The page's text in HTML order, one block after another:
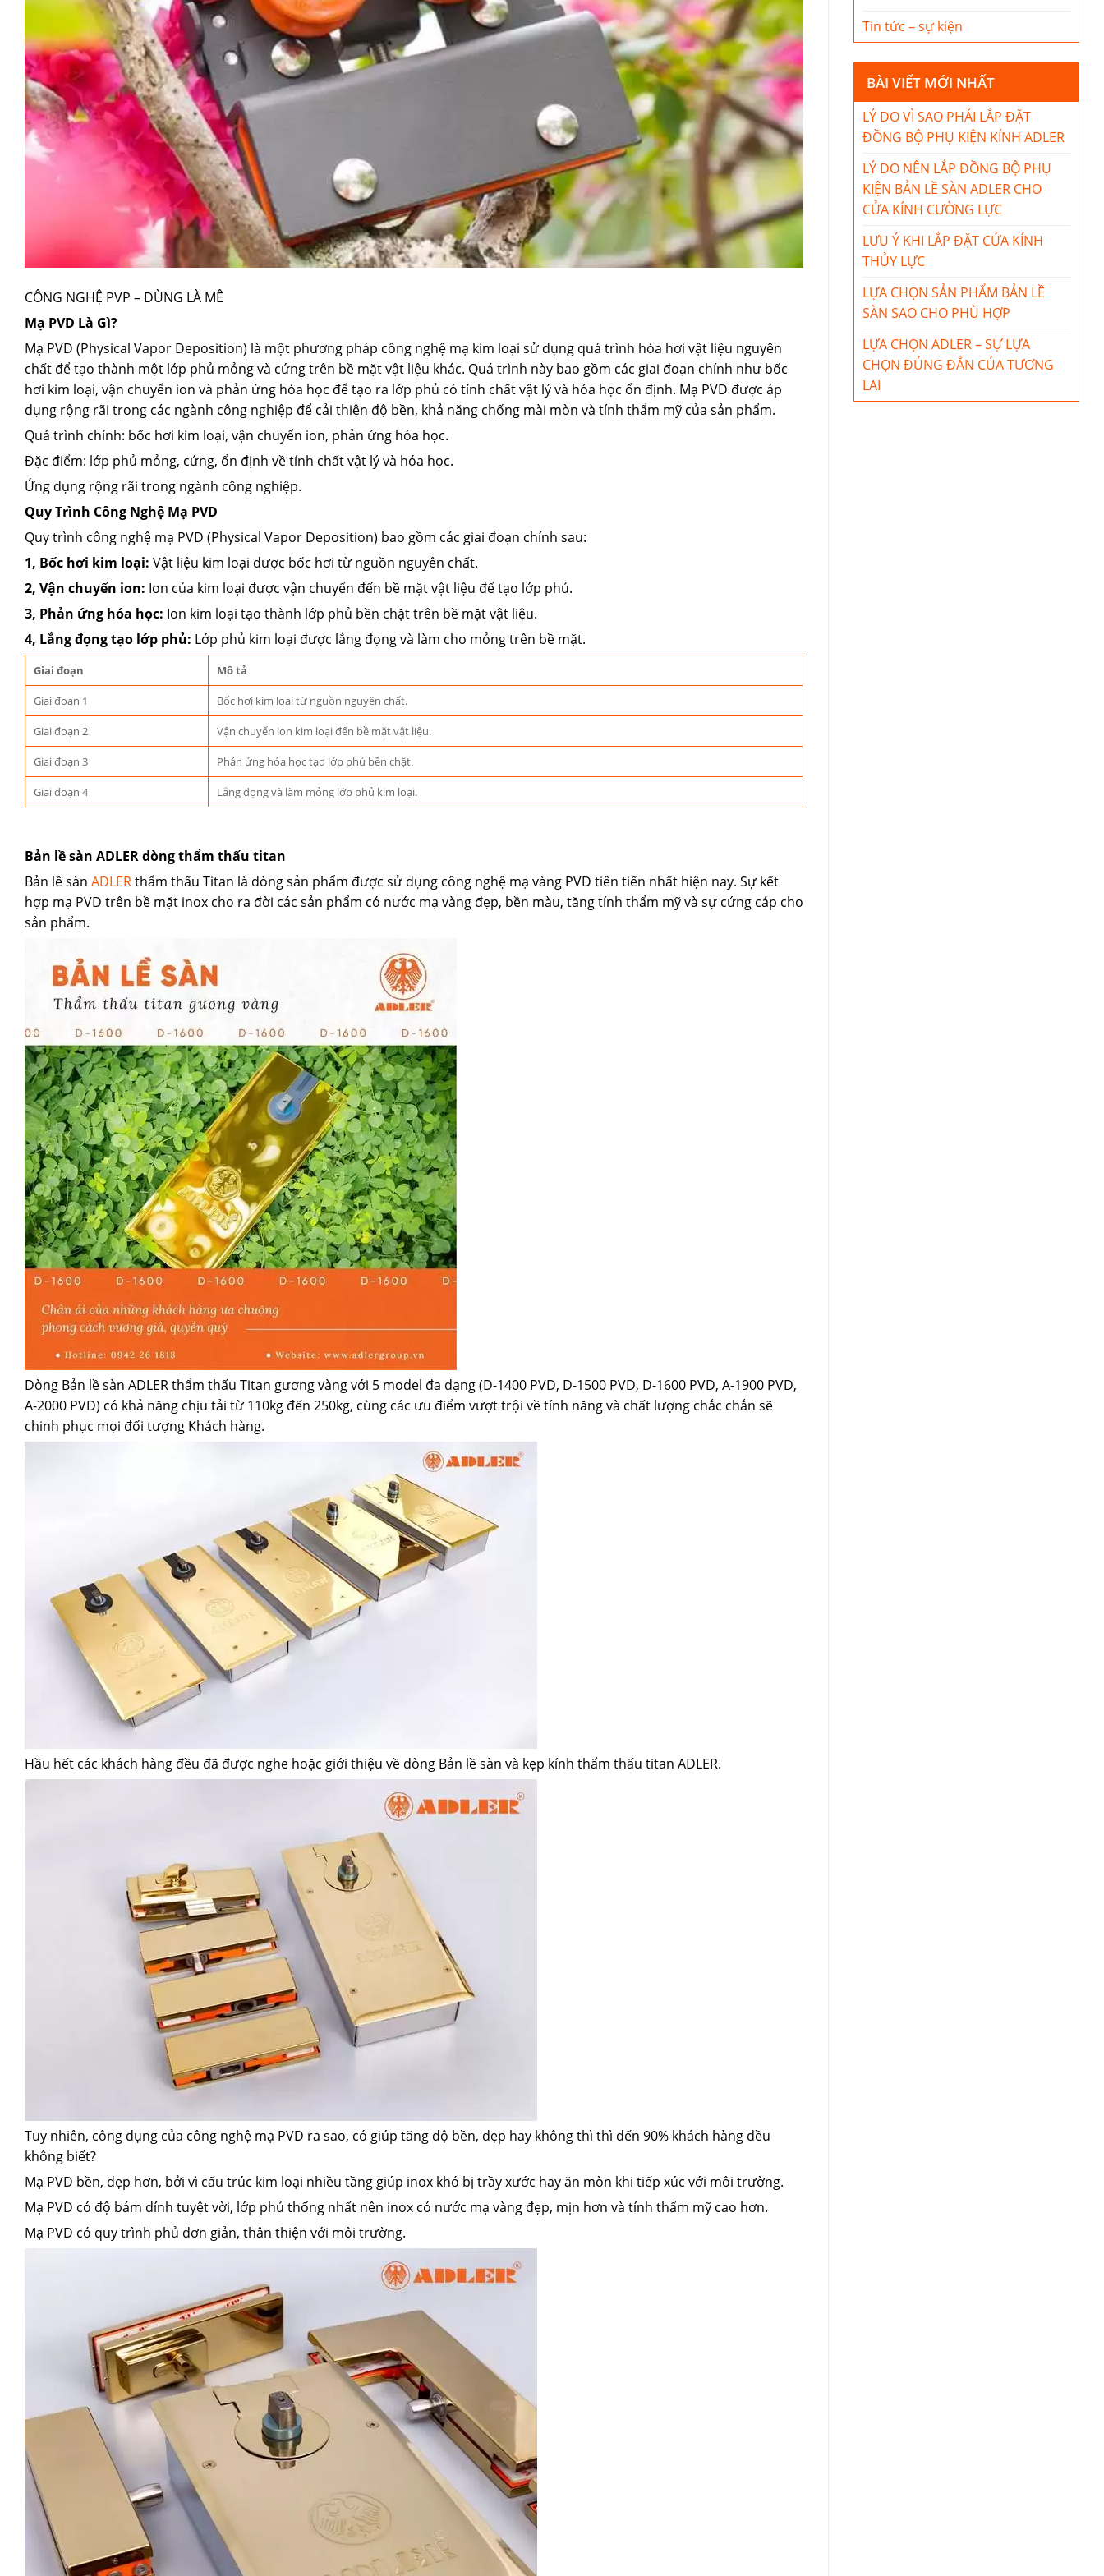
CÔNG NGHỆ PVP – DÙNG LÀ MÊ
Mạ PVD Là Gì?
Mạ PVD (Physical Vapor Deposition) là một phương pháp công nghệ mạ kim loại sử dụng quá trình hóa hơi vật liệu nguyên
chất để tạo thành một lớp phủ mỏng và cứng trên bề mặt vật liệu khác. Quá trình này bao gồm các giai đoạn chính như bốc
hơi kim loại, vận chuyển ion và phản ứng hóa học để tạo ra lớp phủ có tính chất vật lý và hóa học ổn định. Mạ PVD được áp
dụng rộng rãi trong các ngành công nghiệp để cải thiện độ bền, khả năng chống mài mòn và tính thẩm mỹ của sản phẩm.
Quá trình chính: bốc hơi kim loại, vận chuyển ion, phản ứng hóa học.
Đặc điểm: lớp phủ mỏng, cứng, ổn định về tính chất vật lý và hóa học.
Ứng dụng rộng rãi trong ngành công nghiệp.
Quy Trình Công Nghệ Mạ PVD
Quy trình công nghệ mạ PVD (Physical Vapor Deposition) bao gồm các giai đoạn chính sau:
1, Bốc hơi kim loại: Vật liệu kim loại được bốc hơi từ nguồn nguyên chất.
2, Vận chuyển ion: Ion của kim loại được vận chuyển đến bề mặt vật liệu để tạo lớp phủ.
3, Phản ứng hóa học: Ion kim loại tạo thành lớp phủ bền chặt trên bề mặt vật liệu.
4, Lắng đọng tạo lớp phủ: Lớp phủ kim loại được lắng đọng và làm cho mỏng trên bề mặt.
Giai đoạn Mô tả
Giai đoạn 1 Bốc hơi kim loại từ nguồn nguyên chất.
Giai đoạn 2 Vận chuyển ion kim loại đến bề mặt vật liệu.
Giai đoạn 3 Phản ứng hóa học tạo lớp phủ bền chặt.
Giai đoạn 4 Lắng đọng và làm mỏng lớp phủ kim loại.
Bản lề sàn ADLER dòng thẩm thấu titan
Bản lề sàn ADLERthẩm thấu Titan là dòng sản phẩm được sử dụng công nghệ mạ vàng PVD tiên tiến nhất hiện nay. Sự kết
hợp mạ PVD trên bề mặt inox cho ra đời các sản phẩm có nước mạ vàng đẹp, bền màu, tăng tính thẩm mỹ và sự cứng cáp cho
sản phẩm.
Dòng Bản lề sàn ADLER thẩm thấu Titan gương vàng với 5 model đa dạng (D-1400 PVD, D-1500 PVD, D-1600 PVD, A-1900 PVD,
A-2000 PVD) có khả năng chịu tải từ 110kg đến 250kg, cùng các ưu điểm vượt trội về tính năng và chất lượng chắc chắn sẽ
chinh phục mọi đối tượng Khách hàng.
Hầu hết các khách hàng đều đã được nghe hoặc giới thiệu về dòng Bản lề sàn và kẹp kính thẩm thấu titan ADLER.
Tuy nhiên, công dụng của công nghệ mạ PVD ra sao, có giúp tăng độ bền, đẹp hay không thì thì đến 90% khách hàng đều
không biết?
Mạ PVD bền, đẹp hơn, bởi vì cấu trúc kim loại nhiều tầng giúp inox khó bị trầy xước hay ăn mòn khi tiếp xúc với môi trường.
Mạ PVD có độ bám dính tuyệt vời, lớp phủ thống nhất nên inox có nước mạ vàng đẹp, mịn hơn và tính thẩm mỹ cao hơn.
Mạ PVD có quy trình phủ đơn giản, thân thiện với môi trường.
Tin tức – sự kiện
BÀI VIẾT MỚI NHẤT
LÝ DO VÌ SAO PHẢI LẮP ĐẶT
ĐỒNG BỘ PHỤ KIỆN KÍNH ADLER
LÝ DO NÊN LẮP ĐỒNG BỘ PHỤ
KIỆN BẢN LỀ SÀN ADLER CHO
CỬA KÍNH CƯỜNG LỰC
LƯU Ý KHI LẮP ĐẶT CỬA KÍNH
THỦY LỰC
LỰA CHỌN SẢN PHẨM BẢN LỀ
SÀN SAO CHO PHÙ HỢP
LỰA CHỌN ADLER – SỰ LỰA
CHỌN ĐÚNG ĐẮN CỦA TƯƠNG
LAI